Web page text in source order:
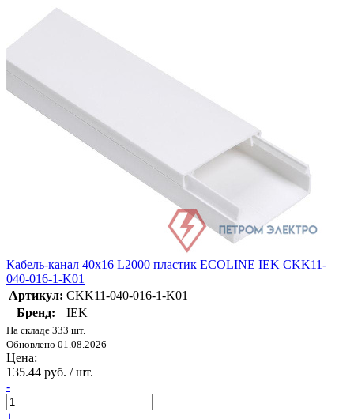
Кабель-канал 40х16 L2000 пластик ECOLINE IEK CKK11-
040-016-1-K01
Артикул: CKK11-040-016-1-K01
Бренд:
IEK
На складе 333 шт.
Обновлено 01.08.2026
Цена:
135.44 руб. / шт.
-